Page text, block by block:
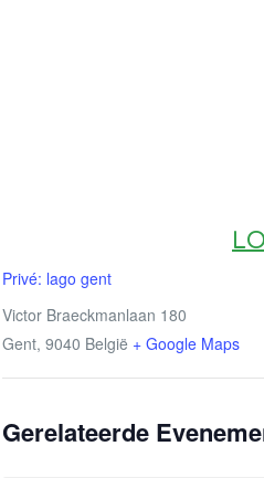
Privé: lago gent
Victor Braeckmanlaan 180
Gent, 9040 België + Google Maps
Gerelateerde